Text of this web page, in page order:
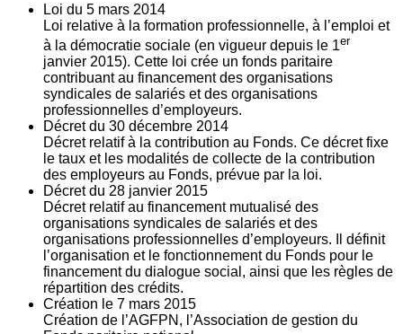
Loi du 5 mars 2014
Loi relative à la formation professionnelle, à l’emploi et
à la démocratie sociale (en vigueur depuis le 1er
janvier 2015). Cette loi crée un fonds paritaire
contribuant au financement des organisations
syndicales de salariés et des organisations
professionnelles d’employeurs.
Décret du 30 décembre 2014
Décret relatif à la contribution au Fonds. Ce décret fixe
le taux et les modalités de collecte de la contribution
des employeurs au Fonds, prévue par la loi.
Décret du 28 janvier 2015
Décret relatif au financement mutualisé des
organisations syndicales de salariés et des
organisations professionnelles d’employeurs. Il définit
l’organisation et le fonctionnement du Fonds pour le
financement du dialogue social, ainsi que les règles de
répartition des crédits.
Création le 7 mars 2015
Création de l’AGFPN, l’Association de gestion du